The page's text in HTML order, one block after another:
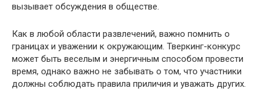
вызывает обсуждения в обществе.
Как в любой области развлечений, важно помнить о
границах и уважении к окружающим. Тверкинг-конкурс
может быть веселым и энергичным способом провести
время, однако важно не забывать о том, что участники
должны соблюдать правила приличия и уважать других.